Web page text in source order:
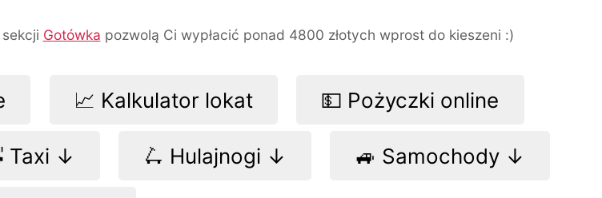
Gotówka pozwolą Ci wypłacić ponad 4800 złotych wprost do kieszeni :)
📈 Kalkulator lokat 💵 Pożyczki online
Taxi ↓ 🛴 Hulajnogi ↓ 🚙 Samochody ↓